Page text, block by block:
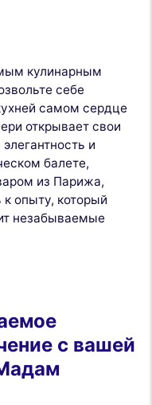
кулинарным
себе
самом сердце
открывает свои
и
балете,
из Парижа,
опыту, который
незабываемые
с вашей